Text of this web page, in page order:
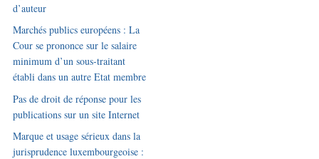
d’auteur
Marchés publics européens : La
Cour se prononce sur le salaire
minimum d’un sous-traitant
établi dans un autre Etat membre
Pas de droit de réponse pour les
publications sur un site Internet
Marque et usage sérieux dans la
jurisprudence luxembourgeoise :